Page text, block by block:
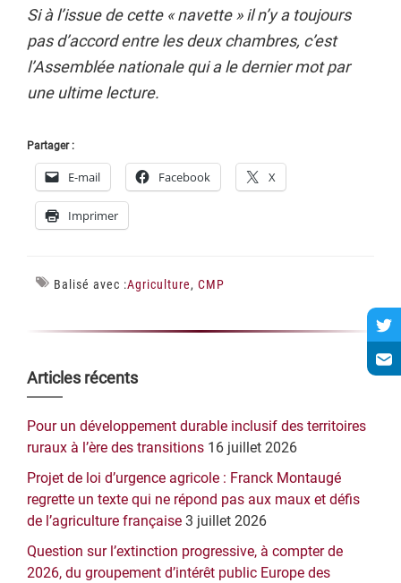
Si à l’issue de cette « navette » il n’y a toujours
pas d’accord entre les deux chambres, c’est
l’Assemblée nationale qui a le dernier mot par
une ultime lecture.
Partager :
E-mail Facebook X
Imprimer
Balisé avec :Agriculture, CMP
Barre
latérale
principale
Articles récents
Pour un développement durable inclusif des territoires
ruraux à l’ère des transitions 16 juillet 2026
Projet de loi d’urgence agricole : Franck Montaugé
regrette un texte qui ne répond pas aux maux et défis
de l’agriculture française 3 juillet 2026
Question sur l’extinction progressive, à compter de
2026, du groupement d’intérêt public Europe des